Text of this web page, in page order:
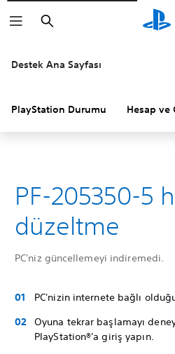
Arama
Destek Ana Sayfası
PlayStation Durumu Hesap ve
PF-205350-5
düzeltme
PC'niz güncellemeyi indiremedi.
PC'nizin internete bağlı
Oyuna tekrar başlamayı
PlayStation®'a giriş yapın.